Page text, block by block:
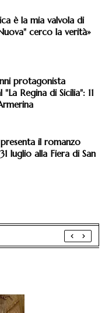
è la mia valvola di
cerco la verità»
protagonista
Regina di Sicilia": 11
il romanzo
luglio alla Fiera di San